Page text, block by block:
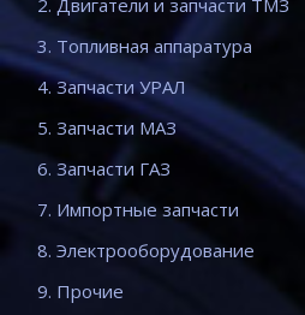
3. Топливная аппаратура
4. Запчасти УРАЛ
5. Запчасти МАЗ
6. Запчасти ГАЗ
7. Импортные запчасти
8. Электрооборудование
9. Прочие